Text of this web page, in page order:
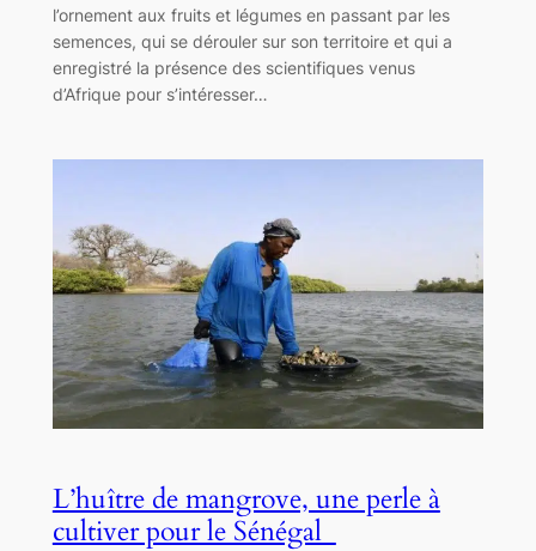
l’ornement aux fruits et légumes en passant par les
semences, qui se dérouler sur son territoire et qui a
enregistré la présence des scientifiques venus
d’Afrique pour s’intéresser…
L’huître de mangrove, une perle à
cultiver pour le Sénégal